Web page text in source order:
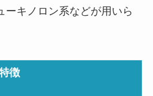
ーキノロン系などが用いら
徴